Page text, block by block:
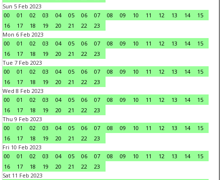
Sun 5 Feb 2023
00
01 02 03 04 05 06 07 08 09 10 11 12 13 14
15
16
17 18 19 20 21 22
23
Mon 6 Feb 2023
00
01 02 03 04 05 06 07 08 09 10 11 12 13 14
15
16
17 18 19 20 21 22
23
Tue 7 Feb 2023
00
01 02 03 04 05 06 07 08 09 10 11 12 13 14
15
16
17 18 19 20 21 22
23
Wed 8 Feb 2023
00
01 02 03 04 05 06 07 08 09 10 11 12 13 14
15
16
17 18 19 20 21 22
23
Thu 9 Feb 2023
00
01 02 03 04 05 06 07 08 09 10 11 12 13 14
15
16
17 18 19 20 21 22
23
Fri 10 Feb 2023
00
01 02 03 04 05 06 07 08 09 10 11 12 13 14
15
16
17 18 19 20 21 22
23
Sat 11 Feb 2023